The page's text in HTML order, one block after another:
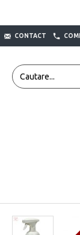
CONTACT